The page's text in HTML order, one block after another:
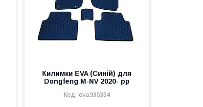
Килимки EVA (Синій) для
Dongfeng M-NV 2020- рр
eva936334